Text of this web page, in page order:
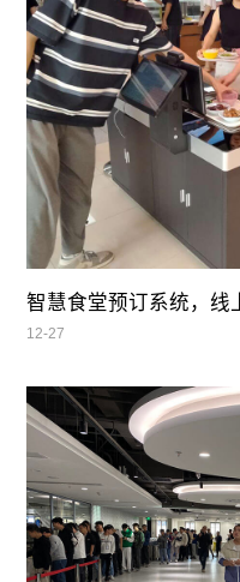
智慧食堂预订系统，线
12-27